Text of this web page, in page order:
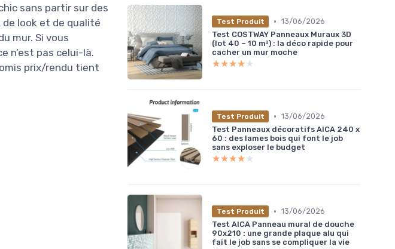
sans partir sur des
look et de qualité
mur. Si vous
n’est pas celui-là.
prix/rendu tient
Test Produit • 13/06/2026
Test COSTWAY Panneaux Muraux 3D
(lot 40 – 10 m²) : la déco rapide pour
cacher un mur moche
★★★★★
★★★★★
Test Produit • 13/06/2026
Test Panneaux décoratifs AICA 240 x
60 : des lames bois qui font le job
sans exploser le budget
★★★★★
★★★★★
Test Produit • 13/06/2026
Test AICA Panneau mural de douche
90x210 : une grande plaque alu qui
fait le job sans se compliquer la vie